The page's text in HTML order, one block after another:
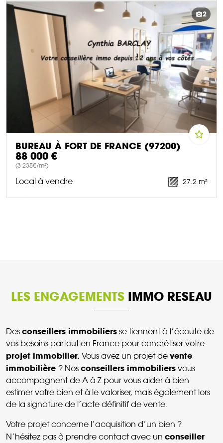
DÉCOUVRIR CE BIEN
2
BUREAU À FORT DE FRANCE (97200)
88 000 €
(3 235€/m²)
Local à vendre 27.2 m²
LES ENGAGEMENTS IMMO RESEAU
Des conseillers immobiliers se tiennent à l’écoute de
vos besoins partout en France pour concrétiser votre
projet immobilier. Vous avez un projet de vente
immobilière ? Nos conseillers immobiliers vous
accompagnent de A à Z pour vous aider à bien
estimer votre bien et à le valoriser, mais également lors
de la signature de l’acte définitif de vente.
Votre projet concerne l’acquisition d’un bien ?
N’hésitez pas à prendre contact avec un conseiller